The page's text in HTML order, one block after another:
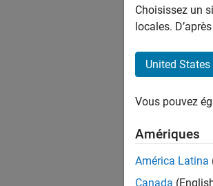
Choisissez un
locales.
United States
Vous pouvez
Amériques
América Latina
Canada